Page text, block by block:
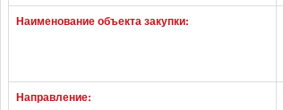
Наименование объекта закупки:
Направление: